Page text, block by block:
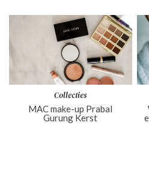
Collecties
MAC make-up Prabal
Gurung Kerst